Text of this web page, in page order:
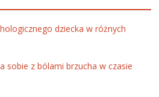
dziecka w różnych
sobie z bólami brzucha w czasie